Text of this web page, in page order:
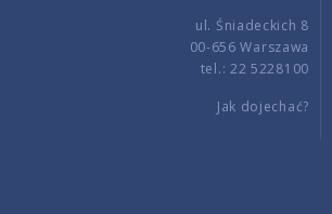
ul. Śniadeckich 8
00-656 Warszawa
tel.: 22 5228100
Jak dojechać?